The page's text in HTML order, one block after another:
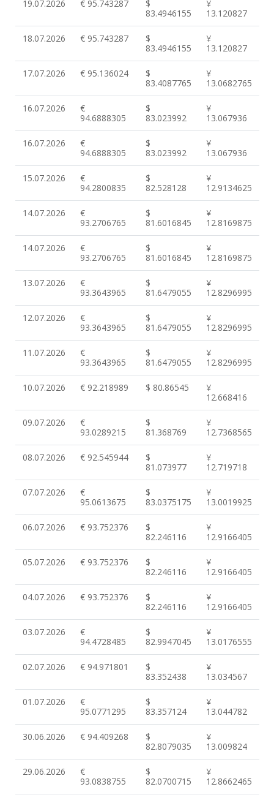
19.07.2026 € 95.743287
$
83.4946155
¥
13.120827
18.07.2026 € 95.743287
$
83.4946155
¥
13.120827
17.07.2026 € 95.136024
$
83.4087765
¥
13.0682765
16.07.2026
€
94.6888305
$
83.023992
¥
13.067936
16.07.2026
€
94.6888305
$
83.023992
¥
13.067936
15.07.2026
€
94.2800835
$
82.528128
¥
12.9134625
14.07.2026
€
93.2706765
$
81.6016845
¥
12.8169875
14.07.2026
€
93.2706765
$
81.6016845
¥
12.8169875
13.07.2026
€
93.3643965
$
81.6479055
¥
12.8296995
12.07.2026
€
93.3643965
$
81.6479055
¥
12.8296995
11.07.2026
€
93.3643965
$
81.6479055
¥
12.8296995
10.07.2026 € 92.218989 $ 80.86545
¥
12.668416
09.07.2026
€
93.0289215
$
81.368769
¥
12.7368565
08.07.2026 € 92.545944
$
81.073977
¥
12.719718
07.07.2026
€
95.0613675
$
83.0375175
¥
13.0019925
06.07.2026 € 93.752376
$
82.246116
¥
12.9166405
05.07.2026 € 93.752376
$
82.246116
¥
12.9166405
04.07.2026 € 93.752376
$
82.246116
¥
12.9166405
03.07.2026
€
94.4728485
$
82.9947045
¥
13.0176555
02.07.2026 € 94.971801
$
83.352438
¥
13.034567
01.07.2026
€
95.0771295
$
83.357124
¥
13.044782
30.06.2026 € 94.409268
$
82.8079035
¥
13.009824
29.06.2026
€
93.0838755
$
82.0700715
¥
12.8662465